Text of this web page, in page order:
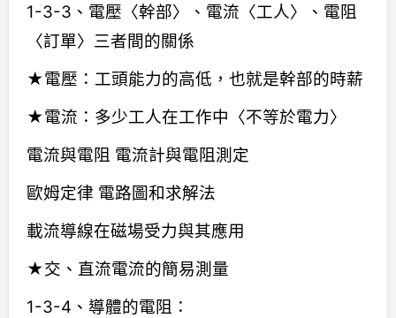
1-3-3、電壓〈幹部〉、電流〈工人〉、電阻
〈訂單〉三者間的關係
★電壓：工頭能力的高低，也就是幹部的時薪
★電流：多少工人在工作中〈不等於電力〉
電流與電阻 電流計與電阻測定
歐姆定律 電路圖和求解法
載流導線在磁場受力與其應用
★交、直流電流的簡易測量
1-3-4、導體的電阻：